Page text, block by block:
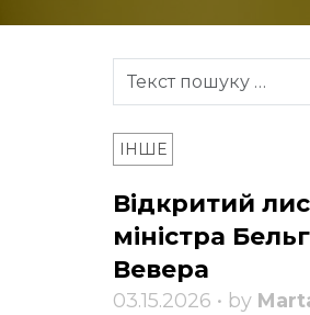
ІНШЕ
Відкритий
міністра
Вевера
03.15.2026 • by